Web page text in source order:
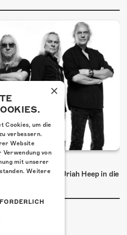
HEEP
2026 kommen Uriah Heep in die
×
Cookies, um die
verbessern.
Website
von
mit unserer
Weitere